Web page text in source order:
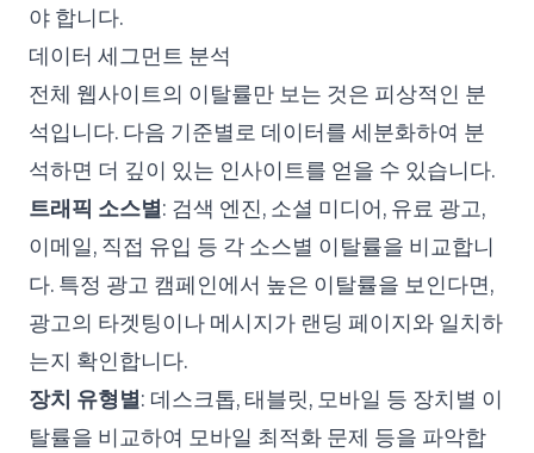
야 합니다.
데이터 세그먼트 분석
전체 웹사이트의 이탈률만 보는 것은 피상적인 분
석입니다. 다음 기준별로 데이터를 세분화하여 분
석하면 더 깊이 있는 인사이트를 얻을 수 있습니다.
트래픽 소스별: 검색 엔진, 소셜 미디어, 유료 광고,
이메일, 직접 유입 등 각 소스별 이탈률을 비교합니
다. 특정 광고 캠페인에서 높은 이탈률을 보인다면,
광고의 타겟팅이나 메시지가 랜딩 페이지와 일치하
는지 확인합니다.
장치 유형별: 데스크톱, 태블릿, 모바일 등 장치별 이
탈률을 비교하여 모바일 최적화 문제 등을 파악합